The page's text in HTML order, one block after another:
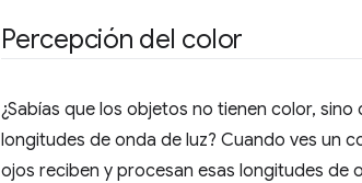
Percepción del color
¿Sabías que los objetos no tienen color, sino
longitudes de onda de luz? Cuando ves un
ojos reciben y procesan esas longitudes de